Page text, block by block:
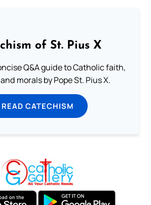
of St. Pius X
Q&A guide to Catholic faith,
morals by Pope St. Pius X.
READ CATECHISM